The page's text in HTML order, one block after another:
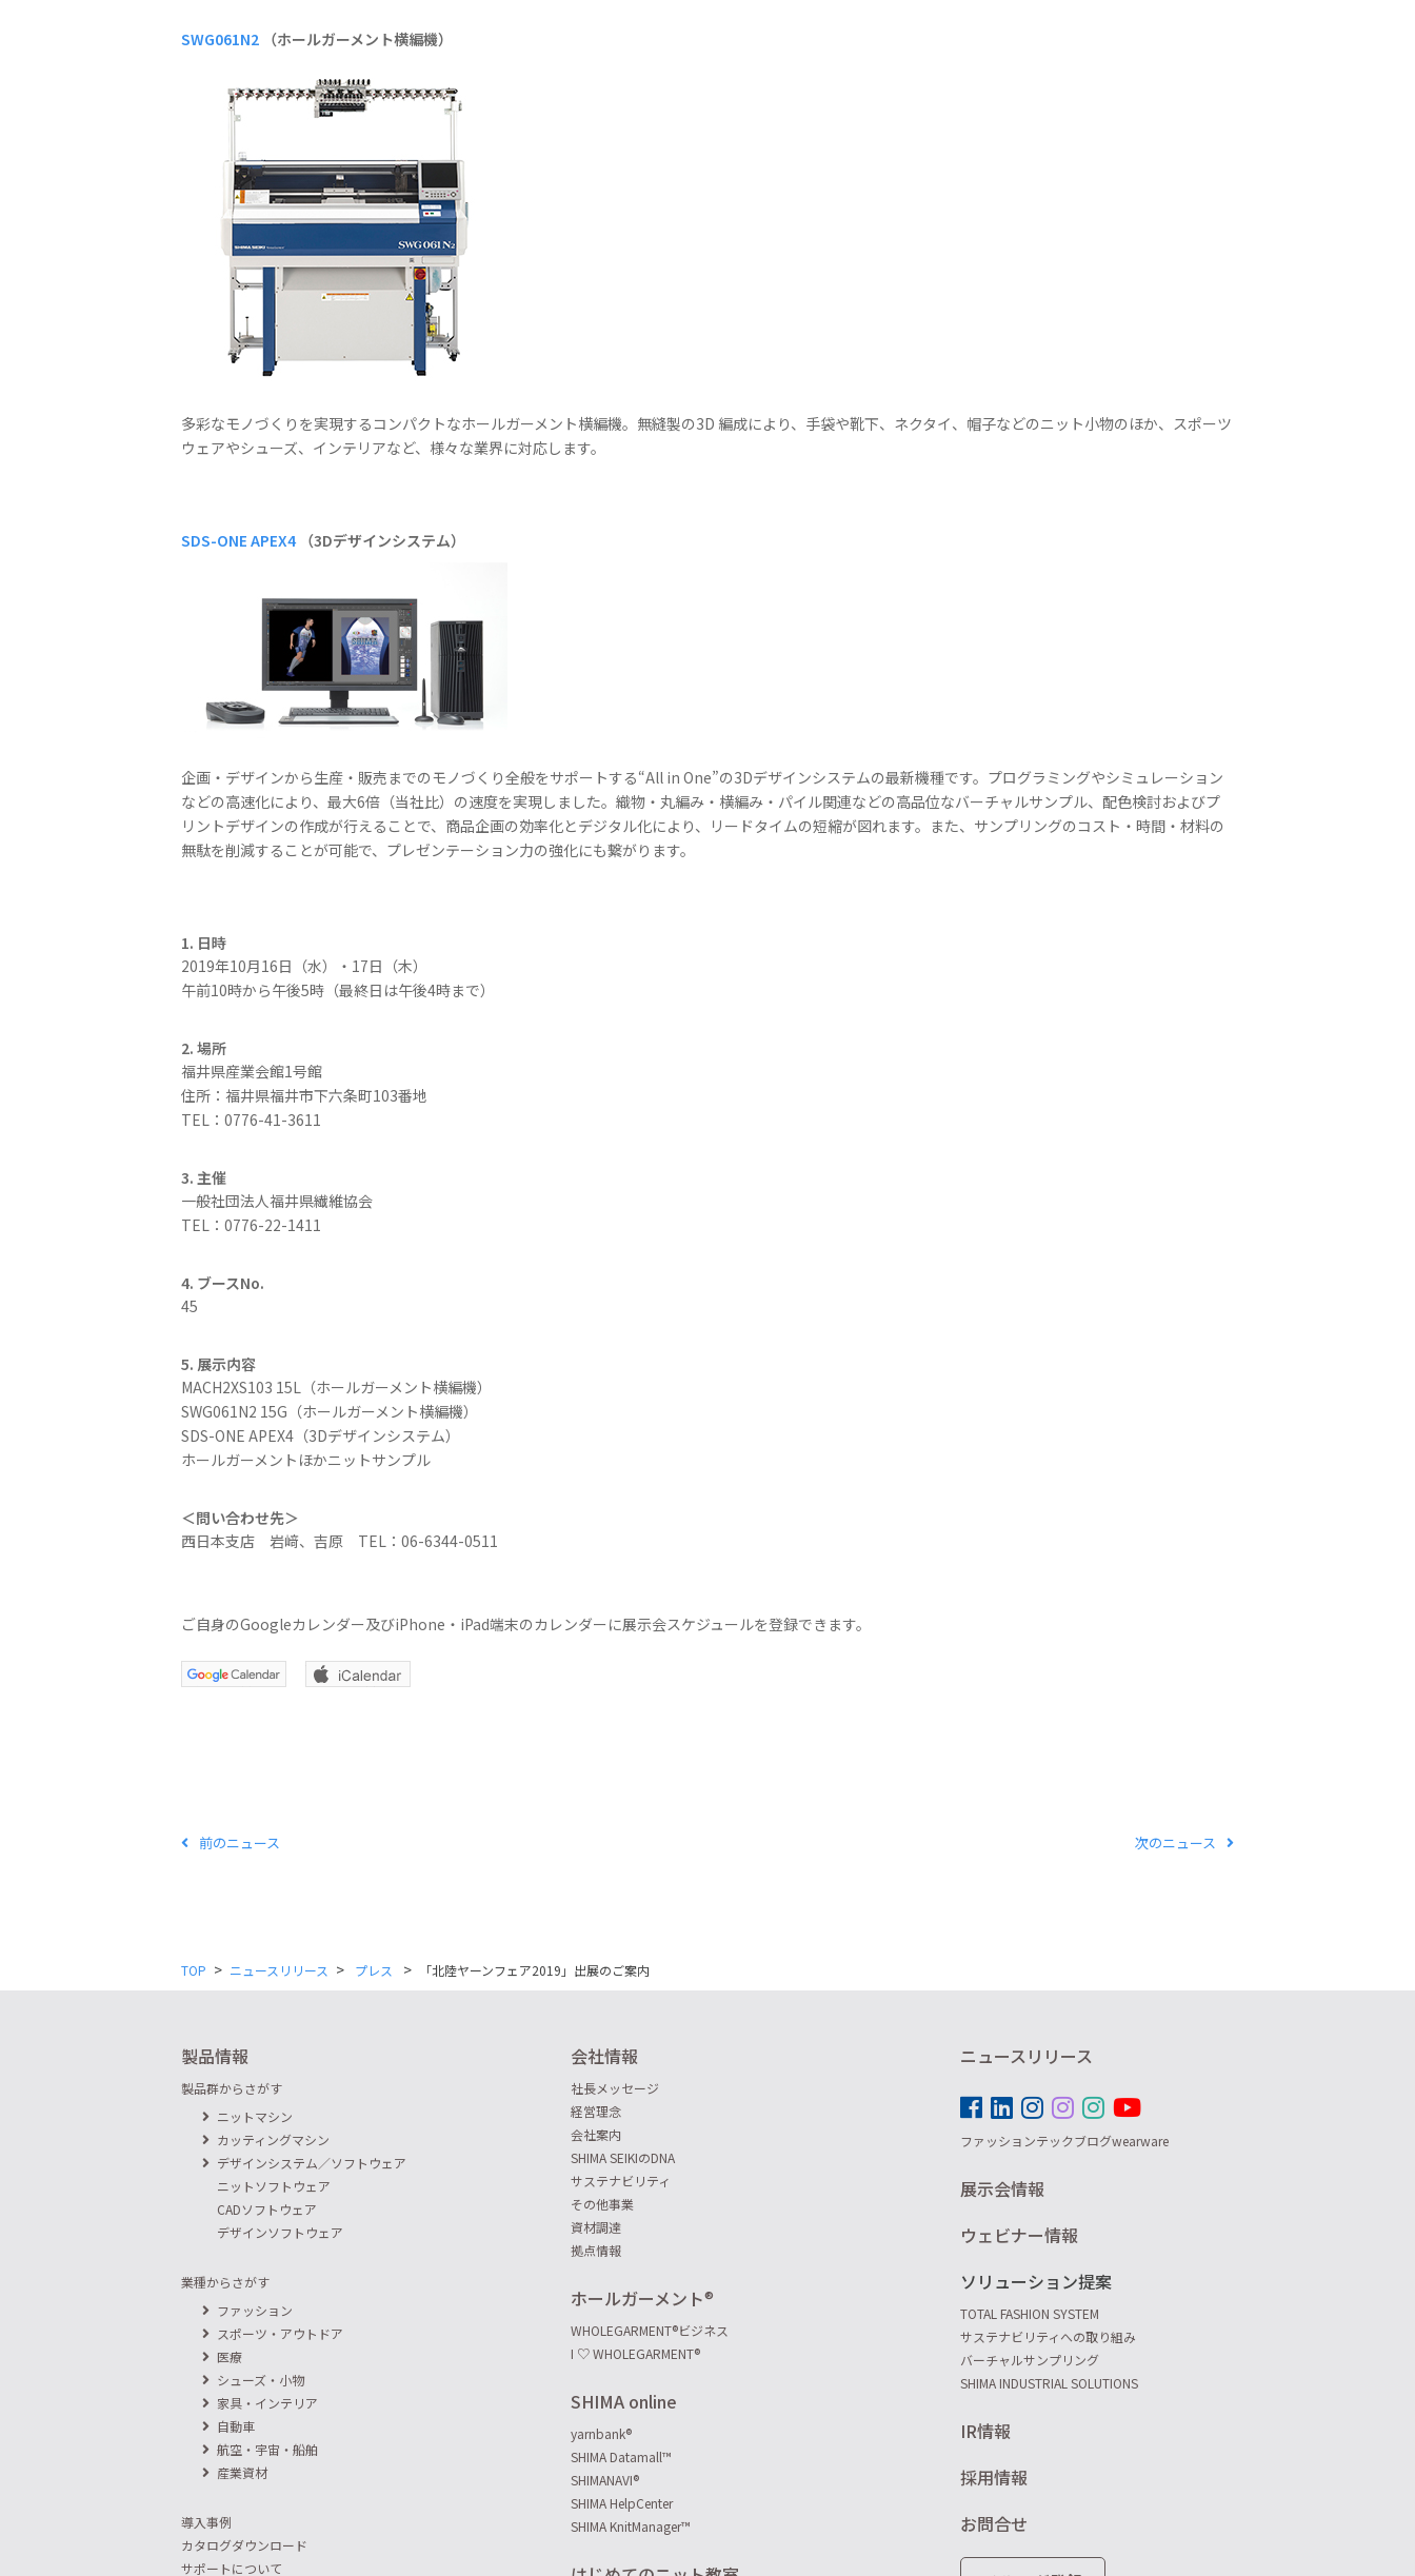
SWG061N2 （ホールガーメント横編機）
多彩なモノづくりを実現するコンパクトなホールガーメント横編機。無縫製の3D 編成により、手袋や靴下、ネクタイ、帽子などのニット小物のほか、スポーツ
ウェアやシューズ、インテリアなど、様々な業界に対応します。
SDS-ONE APEX4（3Dデザインシステム）
企画・デザインから生産・販売までのモノづくり全般をサポートする“All in One”の3Dデザインシステムの最新機種です。プログラミングやシミュレーション
などの高速化により、最大6倍（当社比）の速度を実現しました。織物・丸編み・横編み・パイル関連などの高品位なバーチャルサンプル、配色検討およびプ
リントデザインの作成が行えることで、商品企画の効率化とデジタル化により、リードタイムの短縮が図れます。また、サンプリングのコスト・時間・材料の
無駄を削減することが可能で、プレゼンテーション力の強化にも繋がります。
1. 日時
2019年10月16日（水）・17日（木）
午前10時から午後5時（最終日は午後4時まで）
2. 場所
福井県産業会館1号館
住所：福井県福井市下六条町103番地
TEL：0776-41-3611
3. 主催
一般社団法人福井県繊維協会
TEL：0776-22-1411
4. ブースNo.
45
5. 展示内容
MACH2XS103 15L（ホールガーメント横編機）
SWG061N2 15G（ホールガーメント横編機）
SDS-ONE APEX4（3Dデザインシステム）
ホールガーメントほかニットサンプル
＜問い合わせ先＞
西日本支店 岩﨑、吉原 TEL：06-6344-0511
ご自身のGoogleカレンダー及びiPhone・iPad端末のカレンダーに展示会スケジュールを登録できます。
次のニュース
前のニュース
TOP > ニュースリリース > プレス > 「北陸ヤーンフェア2019」出展のご案内
製品情報
製品群からさがす
ニットマシン
カッティングマシン
デザインシステム／ソフトウェア
ニットソフトウェア
CADソフトウェア
デザインソフトウェア
業種からさがす
ファッション
スポーツ・アウトドア
医療
シューズ・小物
家具・インテリア
自動車
航空・宇宙・船舶
産業資材
導入事例
カタログダウンロード
サポートについて
会社情報
社長メッセージ
経営理念
会社案内
SHIMA SEIKIのDNA
サステナビリティ
その他事業
資材調達
拠点情報
ホールガーメント®
WHOLEGARMENT®ビジネス
I ♡ WHOLEGARMENT®
SHIMA online
yarnbank®
SHIMA Datamall™
SHIMANAVI®
SHIMA HelpCenter
SHIMA KnitManager™
ニュースリリース
ファッションテックブログwearware
展示会情報
ウェビナー情報
ソリューション提案
TOTAL FASHION SYSTEM
サステナビリティへの取り組み
バーチャルサンプリング
SHIMA INDUSTRIAL SOLUTIONS
IR情報
採用情報
お問合せ